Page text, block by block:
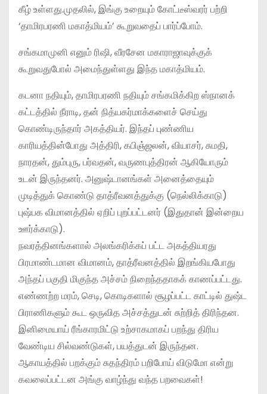
கீழ் உள்ளது.முதலில், இங்கு உறையும் கோட்டீஸ்வரர் பற்றி
‘தாமிரபரணி மகாத்மியம்’ கூறுவதைப் பார்ப்போம்.
சங்கமாமுனி எனும் ரிஷி, வீரசேன மகாராஜாவுக்குக்
கூறுவதுபோல் அமைந்துள்ளது இந்த மகாத்மியம்.
கடனா நதியும், தாமிரபரணி நதியும் சங்கமிக்கிற ஸ்நானக்
கட்டத்தில் நீராடி, தன் நித்யகர்மாக்களைச் செய்து
கொண்டிருந்தார் அகத்தியர். இந்தப் புண்ணிய
காரியத்தின்போது அத்திரி, கபிஞ்ஜலன், வியாசர், சுமதி,
நாரதன், தும்புரு, பர்வதன், வருணபுத்திரன் ஆகியோரும்
உடன் இருந்தனர். அனுஷ்டானங்கள் அனைத்தையும்
முடித்துக் கொண்டு தாத்ரீவனத்துக்கு (நெல்லிக்காடு)
புஷ்பக விமானத்தில் ஏறிப் புறப்பட்டனர் (இதுதான் இன்றைய
ஊர்க்காடு).
நவரத்தினங்களால் அலங்கரிக்கப் பட்ட அகத்தியரது
பிரமாண்டமான விமானம், தாத்ரீவனத்தில் இறங்கியபோது
அந்தப் பகுதி மிகுந்த அச்சம் நிறைந்ததாகக் காணப்பட்டது.
எண்ணற்ற மரம், செடி, கொடிகளால் சூழப்பட்ட காட்டில் துஷ்ட
பிராணிகளும் கூட ஒருவித அச்சத்துடன் சுற்றித் திரிந்தன.
இனிமையாய் ரீங்காரமிட்டு உற்சாகமாகப் பறந்து திரிய
வேண்டிய சில்வண்டுகள், பயத்துடன் இருந்தன.
ஆகாயத்தில் பறக்கும் சுதந்திரம் பறிபோய் விடுமோ என்று
கவலைப்பட்டன அங்கு வாழ்ந்து வந்த பறவைகள்!